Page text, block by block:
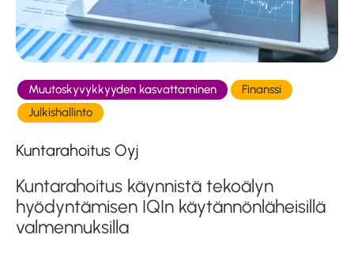
Muutoskyvykkyyden kasvattaminen
Finanssi
Julkishallinto
Kuntarahoitus Oyj
Kuntarahoitus käynnistä tekoälyn
hyödyntämisen IQIn käytännönläheisillä
valmennuksilla